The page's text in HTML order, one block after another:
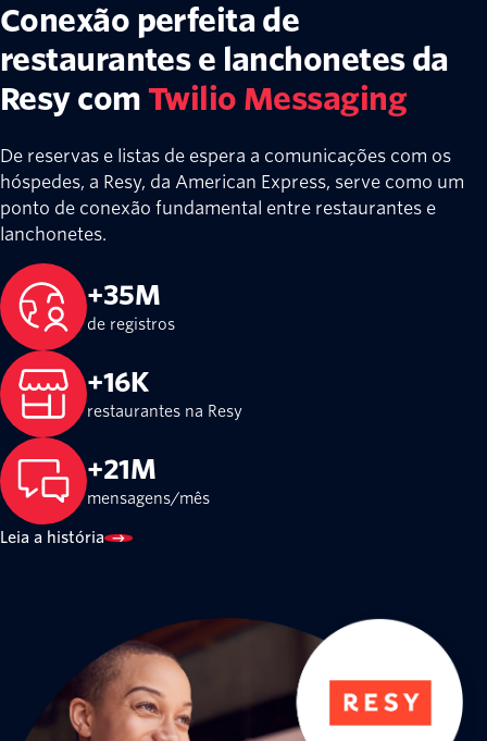
Conexão perfeita de
restaurantes e lanchonetes da
Resy com Twilio Messaging
De reservas e listas de espera a comunicações com os
hóspedes, a Resy, da American Express, serve como um
ponto de conexão fundamental entre restaurantes e
lanchonetes.
+35M
de registros
+16K
restaurantes na Resy
+21M
mensagens/mês
Leia a história